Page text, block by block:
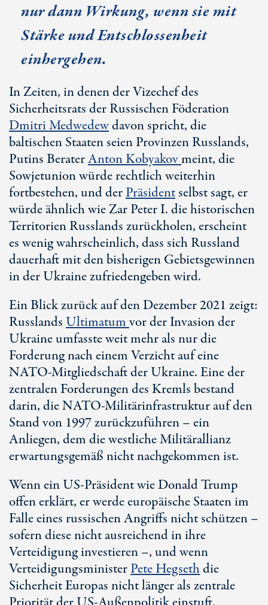
nur dann Wirkung, wenn sie mit
Stärke und Entschlossenheit
einhergehen.
In Zeiten, in denen der Vizechef des
Sicherheitsrats der Russischen Föderation
Dmitri Medwedewdavon spricht, die
baltischen Staaten seien Provinzen Russlands,
Putins BeraterAnton Kobyakovmeint, die
Sowjetunion würde rechtlich weiterhin
fortbestehen, und derPräsidentselbst sagt, er
würde ähnlich wieZar Peter I. die historischen
Territorien Russlands zurückholen, erscheint
es wenig wahrscheinlich, dass sich Russland
dauerhaft mit den bisherigen Gebietsgewinnen
in der Ukraine zufriedengeben wird.
Ein Blick zurück auf den Dezember 2021 zeigt:
RusslandsUltimatumvor der Invasion der
Ukraine umfasste weit mehr als nur die
Forderung nach einem Verzicht auf eine
NATO-Mitgliedschaft der Ukraine. Eine der
zentralen Forderungen des Kremls bestand
darin, die NATO-Militärinfrastruktur auf den
Stand von 1997 zurückzuführen – ein
Anliegen, dem die westliche Militärallianz
erwartungsgemäß nicht nachgekommen ist.
Wenn ein US-Präsident wie Donald Trump
offen erklärt, er werde europäische Staaten im
Falle eines russischen Angriffs nicht schützen –
sofern diese nicht ausreichend in ihre
Verteidigung investieren –, und wenn
VerteidigungsministerPete Hegsethdie
Sicherheit Europas nicht länger als zentrale